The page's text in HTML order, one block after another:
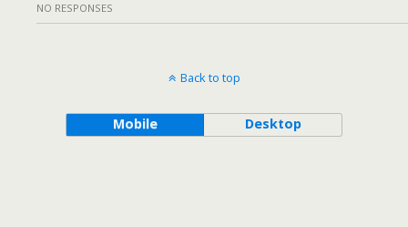
NO RESPONSES
Back to top
Mobile Desktop